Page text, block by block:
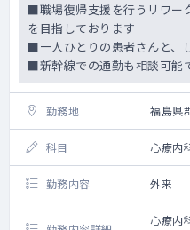
■職場復帰支援を行うリワー
を目指しております
■一人ひとりの患者さんと、
■新幹線での通勤も相談可能
勤務地 福島県
科目 心療内
勤務内容 外来
心療内